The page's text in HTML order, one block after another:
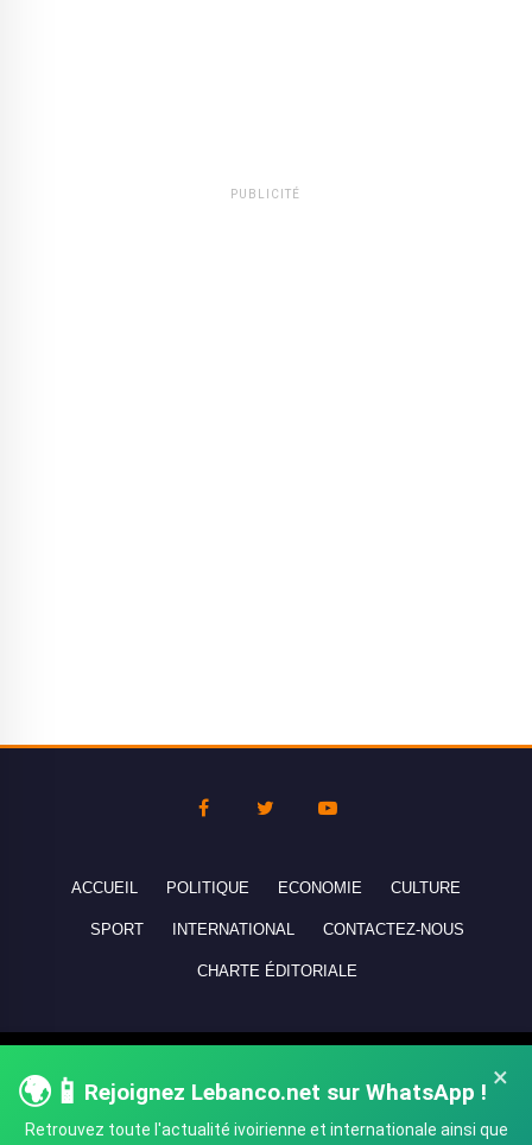
PUBLICITÉ
×
🌍📱 Rejoignez Lebanco.net sur WhatsApp !
Retrouvez toute l'actualité ivoirienne et internationale ainsi que
ACCUEIL POLITIQUE ECONOMIE CULTURE
SPORT INTERNATIONAL CONTACTEZ-NOUS
CHARTE ÉDITORIALE
réservés - All rights reserved.